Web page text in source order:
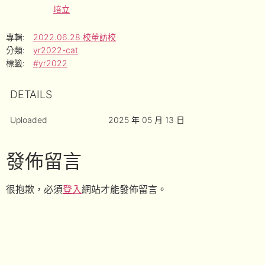
培立
專輯:
2022.06.28 校董訪校
分類:
yr2022-cat
標籤:
#yr2022
DETAILS
Uploaded 2025 年 05 月 13 日
發佈留言
很抱歉，必須登入網站才能發佈留言。